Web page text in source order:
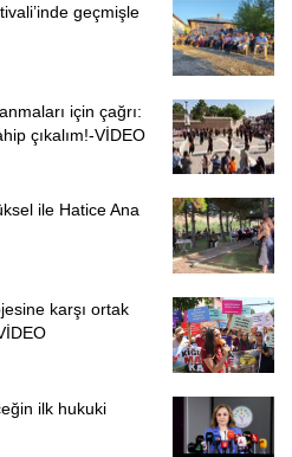
geçmişle
için çağrı:
çıkalım!-VİDEO
ile Hatice Ana
karşı ortak
ilk hukuki